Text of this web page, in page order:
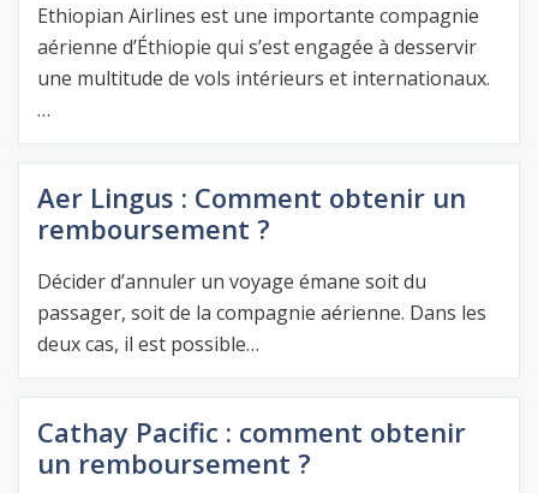
Ethiopian Airlines est une importante compagnie
aérienne d’Éthiopie qui s’est engagée à desservir
une multitude de vols intérieurs et internationaux.
…
Aer Lingus : Comment obtenir un
remboursement ?
Décider d’annuler un voyage émane soit du
passager, soit de la compagnie aérienne. Dans les
deux cas, il est possible…
Cathay Pacific : comment obtenir
un remboursement ?